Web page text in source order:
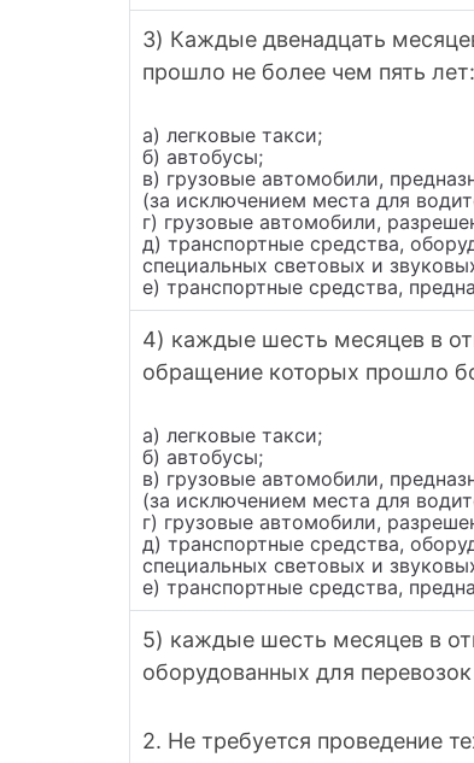
3) Каждые двенадцать
прошло не более чем пять лет:
а) легковые такси;
б) автобусы;
в) грузовые автомобили,
(за исключением места для
г) грузовые автомобили,
д) транспортные средства,
специальных световых и
е) транспортные средства,
4) каждые шесть месяцев в
обращение которых прошло
а) легковые такси;
б) автобусы;
в) грузовые автомобили,
(за исключением места для
г) грузовые автомобили,
д) транспортные средства,
специальных световых и
е) транспортные средства,
5) каждые шесть месяцев в
оборудованных для
2. Не требуется проведение